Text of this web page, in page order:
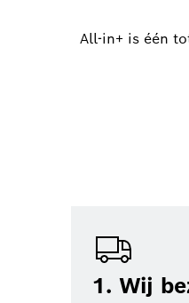
All-in+ is één
1. Wij